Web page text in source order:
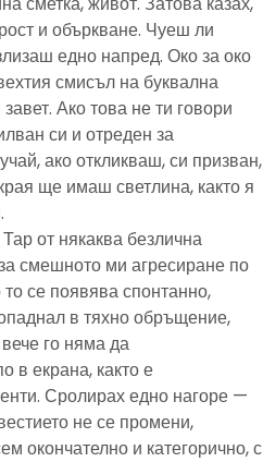
и объркване. Чуеш ли
едно напред. Око за око
смисъл на буквална
Ако това не ти говори
си и отреден за
ако откликваш, си призван,
ще имаш светлина, както я
от някаква безлична
смешното ми агресиране по
се появява спонтанно,
в тяхно обръщение,
го няма да
в екрана, както е
Сролирах едно нагоре —
не се промени,
окончателно и категорично, с